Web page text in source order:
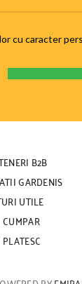
cu caracter
B2B
GARDENIS
UTILE